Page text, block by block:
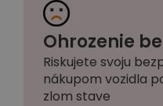
Ohrozenie
Riskujete svoju
nákupom vozidla
zlom stave